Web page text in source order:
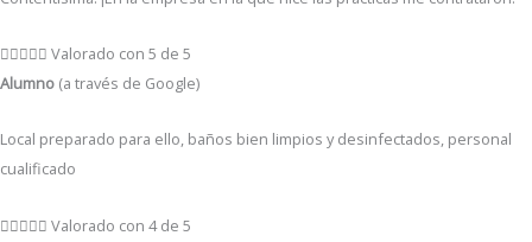
 Valorado con 5 de 5
Alumno (a través de Google)
Local preparado para ello, baños bien limpios y desinfectados, personal
cualificado
 Valorado con 4 de 5